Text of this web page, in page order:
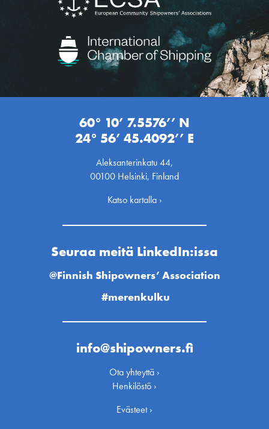
60° 10’ 7.5576’’ N
24° 56’ 45.4092’’ E
Aleksanterinkatu 44,
00100 Helsinki, Finland
Katso kartalla ›
Seuraa meitä LinkedIn:issa
@Finnish Shipowners’ Association
#merenkulku
info@shipowners.fi
Ota yhteyttä ›
Henkilöstö ›
Evästeet ›